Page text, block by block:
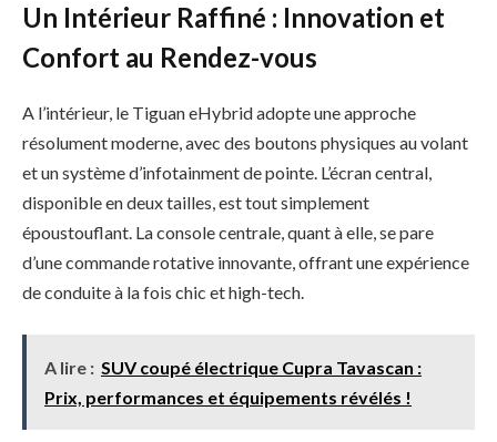
Un Intérieur Raffiné : Innovation et
Confort au Rendez-vous
A l’intérieur, le Tiguan eHybrid adopte une approche
résolument moderne, avec des boutons physiques au volant
et un système d’infotainment de pointe. L’écran central,
disponible en deux tailles, est tout simplement
époustouflant. La console centrale, quant à elle, se pare
d’une commande rotative innovante, offrant une expérience
de conduite à la fois chic et high-tech.
A lire : SUV coupé électrique Cupra Tavascan :
Prix, performances et équipements révélés !